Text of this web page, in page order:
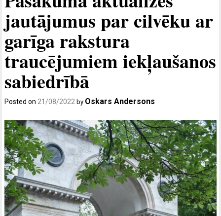
jautājumus par cilvēku ar
garīga rakstura
traucējumiem iekļaušanos
sabiedrībā
Posted on21/08/2022 by Oskars Andersons